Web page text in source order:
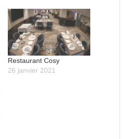
Restaurant Cosy
26 janvier 2021